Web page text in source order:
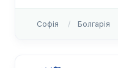
Софія Болгарія